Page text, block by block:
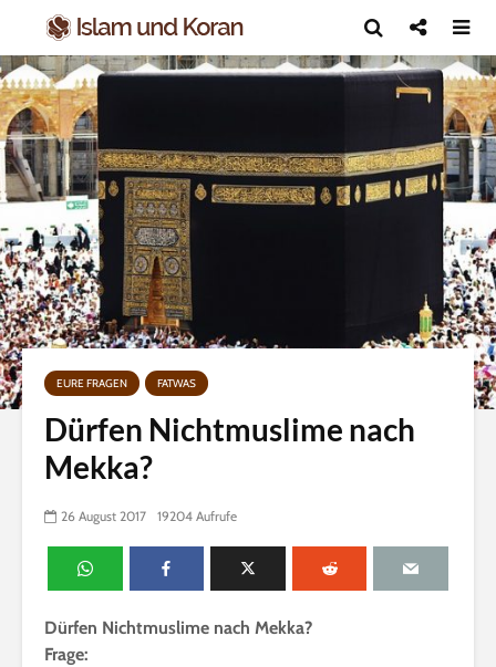
EURE FRAGEN FATWAS
Dürfen Nichtmuslime nach
Mekka?
26 August 2017 19204 Aufrufe
Dürfen Nichtmuslime nach Mekka?
Frage: